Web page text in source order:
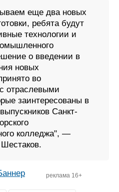
еще два новых
ребята будут
технологии и
о введении в
новых
во
отраслевыми
заинтересованы в
Санкт-
колледжа", —
реклама 16+